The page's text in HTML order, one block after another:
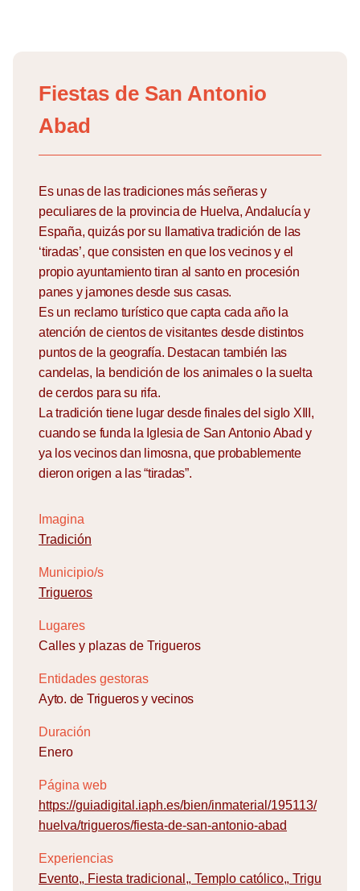
contentFiestas de San Antonio
Abad
Es unas de las tradiciones más señeras y
peculiares de la provincia de Huelva, Andalucía y
España, quizás por su llamativa tradición de las
‘tiradas’, que consisten en que los vecinos y el
propio ayuntamiento tiran al santo en procesión
panes y jamones desde sus casas.
Es un reclamo turístico que capta cada año la
atención de cientos de visitantes desde distintos
puntos de la geografía. Destacan también las
candelas, la bendición de los animales o la suelta
de cerdos para su rifa.
La tradición tiene lugar desde finales del siglo XIII,
cuando se funda la Iglesia de San Antonio Abad y
ya los vecinos dan limosna, que probablemente
dieron origen a las “tiradas”.
Imagina
Tradición
Municipio/s
Trigueros
Lugares
Calles y plazas de Trigueros
Entidades gestoras
Ayto. de Trigueros y vecinos
Duración
Enero
Página web
https://guiadigital.iaph.es/bien/inmaterial/195113/
huelva/trigueros/fiesta-de-san-antonio-abad
Experiencias
Evento, Fiesta tradicional , Templo católico, Trigu